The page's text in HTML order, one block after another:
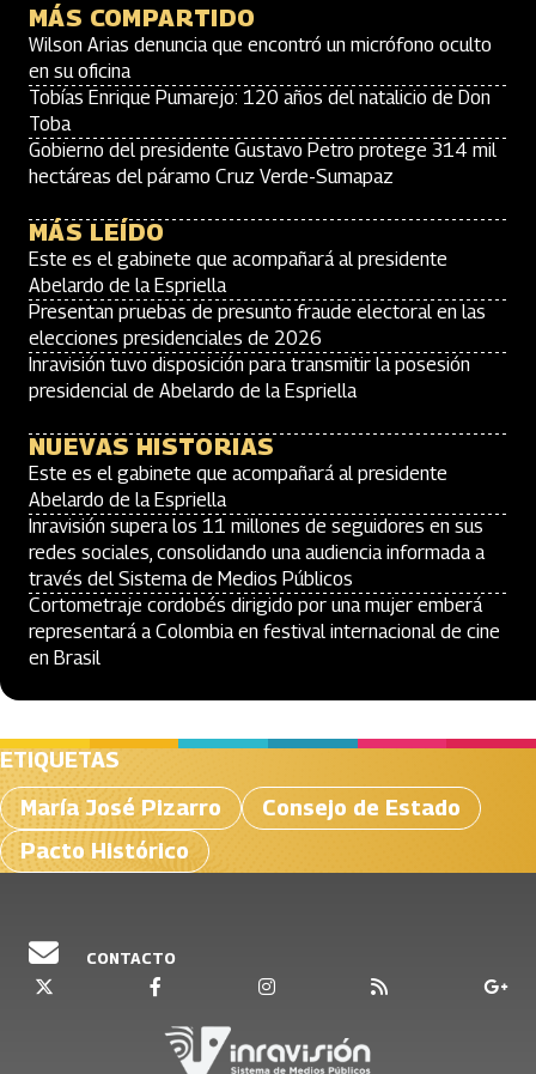
MÁS COMPARTIDO
Wilson Arias denuncia que encontró un micrófono oculto
en su oficina
Tobías Enrique Pumarejo: 120 años del natalicio de Don
Toba
Gobierno del presidente Gustavo Petro protege 314 mil
hectáreas del páramo Cruz Verde-Sumapaz
MÁS LEÍDO
Este es el gabinete que acompañará al presidente
Abelardo de la Espriella
Presentan pruebas de presunto fraude electoral en las
elecciones presidenciales de 2026
Inravisión tuvo disposición para transmitir la posesión
presidencial de Abelardo de la Espriella
NUEVAS HISTORIAS
Este es el gabinete que acompañará al presidente
Abelardo de la Espriella
Inravisión supera los 11 millones de seguidores en sus
redes sociales, consolidando una audiencia informada a
través del Sistema de Medios Públicos
Cortometraje cordobés dirigido por una mujer emberá
representará a Colombia en festival internacional de cine
en Brasil
ETIQUETAS
María José Pizarro
Consejo de Estado
Pacto Histórico
CONTACTO